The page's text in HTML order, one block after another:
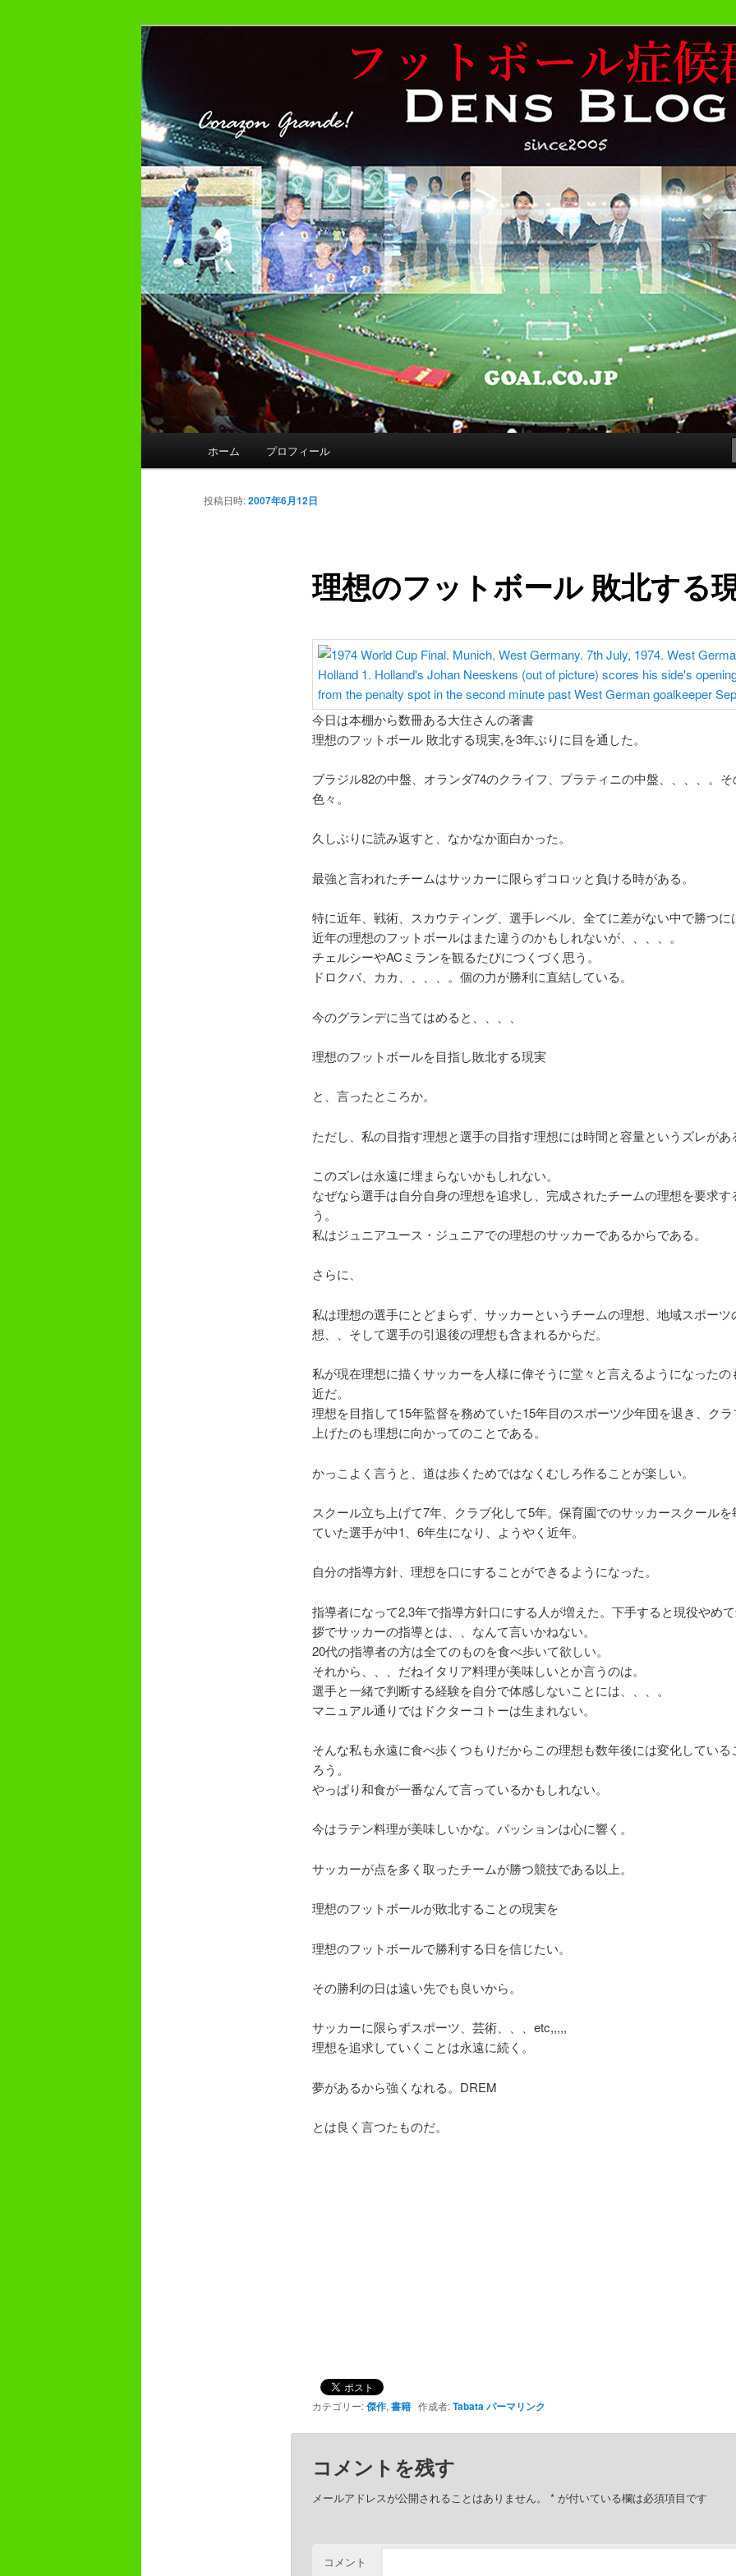
フットボール症候群発令!!
プレーヤー48年・監督30年のおやじが勝手にサッカーの事書いています。
ホーム プロフィール
理想のフットボール 敗北する
投稿日時:2007年6月12日
今日は本棚から数冊ある大住さんの著書
理想のフットボール 敗北する現実,を3年ぶりに目を通した。
ブラジル82の中盤、オランダ74のクライフ、プラティニの中盤、、、、。そ
色々。
久しぶりに読み返すと、なかなか面白かった。
最強と言われたチームはサッカーに限らずコロッと負ける時がある。
特に近年、戦術、スカウティング、選手レベル、全てに差がない中で勝つに
近年の理想のフットボールはまた違うのかもしれないが、、、、。
チェルシーやACミランを観るたびにつくづく思う。
ドロクバ、カカ、、、、。個の力が勝利に直結している。
今のグランデに当てはめると、、、、
理想のフットボールを目指し敗北する現実
と、言ったところか。
ただし、私の目指す理想と選手の目指す理想には時間と容量というズレがあ
このズレは永遠に埋まらないかもしれない。
なぜなら選手は自分自身の理想を追求し、完成されたチームの理想を要求す
う。
私はジュニアユース・ジュニアでの理想のサッカーであるからである。
さらに、
私は理想の選手にとどまらず、サッカーというチームの理想、地域スポーツ
想、、そして選手の引退後の理想も含まれるからだ。
私が現在理想に描くサッカーを人様に偉そうに堂々と言えるようになったの
近だ。
理想を目指して15年監督を務めていた15年目のスポーツ少年団を退き、ク
上げたのも理想に向かってのことである。
かっこよく言うと、道は歩くためではなくむしろ作ることが楽しい。
スクール立ち上げて7年、クラブ化して5年。保育園でのサッカースクールを
ていた選手が中1、6年生になり、ようやく近年。
自分の指導方針、理想を口にすることができるようになった。
指導者になって2,3年で指導方針口にする人が増えた。下手すると現役やめ
拶でサッカーの指導とは、、なんて言いかねない。
20代の指導者の方は全てのものを食べ歩いて欲しい。
それから、、、だねイタリア料理が美味しいとか言うのは。
選手と一緒で判断する経験を自分で体感しないことには、、、。
マニュアル通りではドクターコトーは生まれない。
そんな私も永遠に食べ歩くつもりだからこの理想も数年後には変化している
ろう。
やっぱり和食が一番なんて言っているかもしれない。
今はラテン料理が美味しいかな。パッションは心に響く。
サッカーが点を多く取ったチームが勝つ競技である以上。
理想のフットボールが敗北することの現実を
理想のフットボールで勝利する日を信じたい。
その勝利の日は遠い先でも良いから。
サッカーに限らずスポーツ、芸術、、、etc,,,,,
理想を追求していくことは永遠に続く。
夢があるから強くなれる。DREM
とは良く言つたものだ。
カテゴリー:傑作, 書籍作成者:Tabataパーマリンク
コメントを残す
メールアドレスが公開されることはありません。 *が付いている欄は必須項目です
コメント